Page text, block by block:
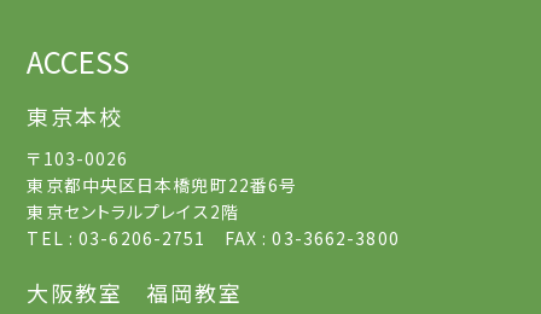
ACCESS
東京本校
〒103-0026
東京都中央区日本橋兜町22番6号
東京セントラルプレイス2階
TEL : 03-6206-2751 FAX : 03-3662-3800
大阪教室
福岡教室